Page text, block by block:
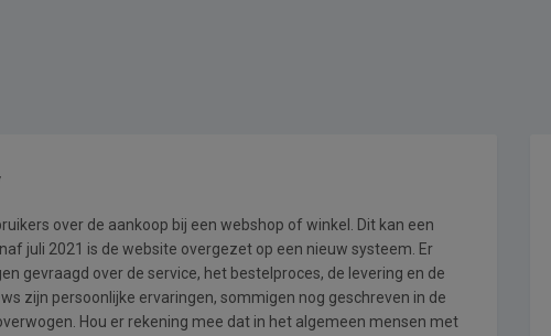
over de aankoop bij een webshop of winkel. Dit kan een
juli 2021 is de website overgezet op een nieuw systeem. Er
gevraagd over de service, het bestelproces, de levering en de
zijn persoonlijke ervaringen, sommigen nog geschreven in de
Hou er rekening mee dat in het algemeen mensen met